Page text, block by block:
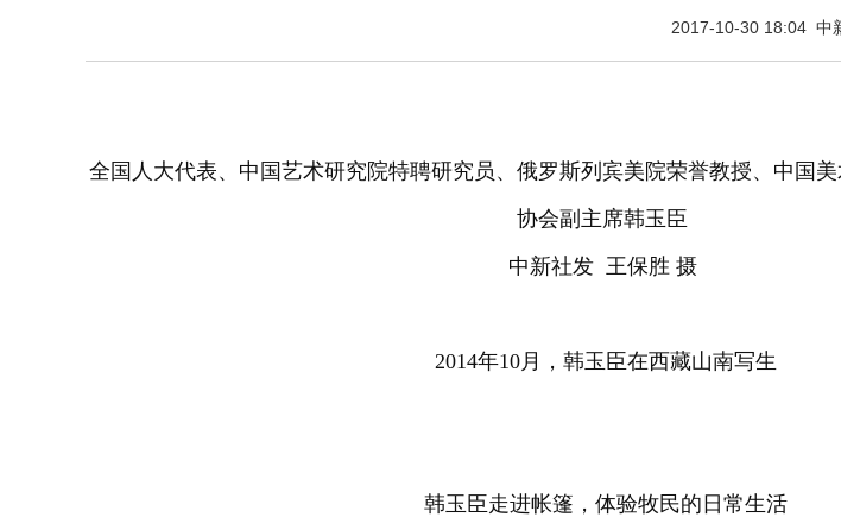
2017-10-30 18:04 中
全国人大代表、中国艺术研究院特聘研究员、俄罗斯列宾美院荣誉教授、中国
协会副主席韩玉臣
中新社发 王保胜 摄
2014年10月，韩玉臣在西藏山南写生
韩玉臣走进帐篷，体验牧民的日常生活